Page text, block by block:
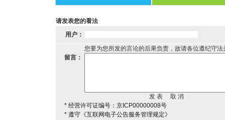
请发表您的看法
用户：
您要为您所发的言论的后果负责，故请各位遵纪守
留言：
* 经营许可证编号：京ICP00000008号
* 遵守《互联网电子公告服务管理规定》